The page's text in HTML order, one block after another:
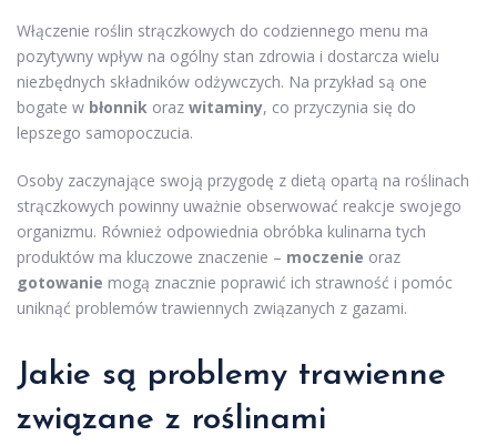
Włączenie roślin strączkowych do codziennego menu ma
pozytywny wpływ na ogólny stan zdrowia i dostarcza wielu
niezbędnych składników odżywczych. Na przykład są one
bogate w błonnik oraz witaminy, co przyczynia się do
lepszego samopoczucia.
Osoby zaczynające swoją przygodę z dietą opartą na roślinach
strączkowych powinny uważnie obserwować reakcje swojego
organizmu. Również odpowiednia obróbka kulinarna tych
produktów ma kluczowe znaczenie – moczenie oraz
gotowanie mogą znacznie poprawić ich strawność i pomóc
uniknąć problemów trawiennych związanych z gazami.
Jakie są problemy trawienne
związane z roślinami